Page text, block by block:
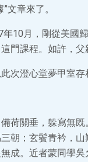
文章來了。
10月，剛從美國
門課程。如許，
次澄心堂夢甲室
荷關垂，躲寫無
朝；玄鬢青衿，
成。近者蒙同學